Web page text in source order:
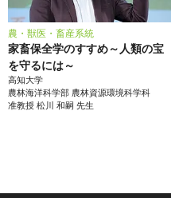
農・獣医・畜産系統
家畜保全学のすすめ～人類の宝
を守るには～
高知大学
農林海洋科学部 農林資源環境科学科
准教授 松川 和嗣 先生